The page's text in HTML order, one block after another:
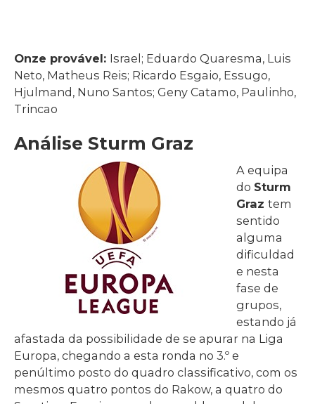
Onze provável: Israel; Eduardo Quaresma, Luis
Neto, Matheus Reis; Ricardo Esgaio, Essugo,
Hjulmand, Nuno Santos; Geny Catamo, Paulinho,
Trincao
Análise Sturm Graz
A equipa
do Sturm
Graztem
sentido
alguma
dificuldad
e nesta
fase de
grupos,
estando já
afastada da possibilidade de se apurar na Liga
Europa, chegando a esta ronda no 3.º e
penúltimo posto do quadro classificativo, com os
mesmos quatro pontos do Rakow, a quatro do